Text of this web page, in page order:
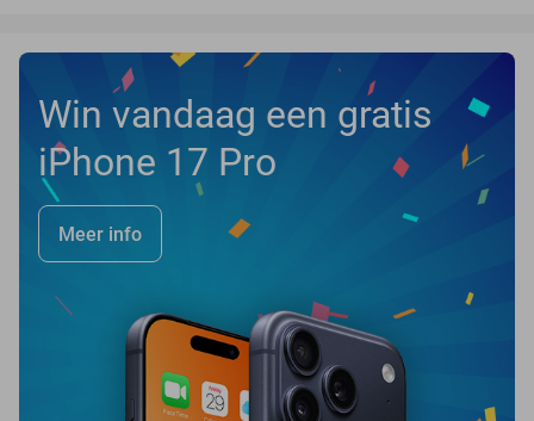
Win vandaag een gratis
iPhone 17 Pro
Meer info